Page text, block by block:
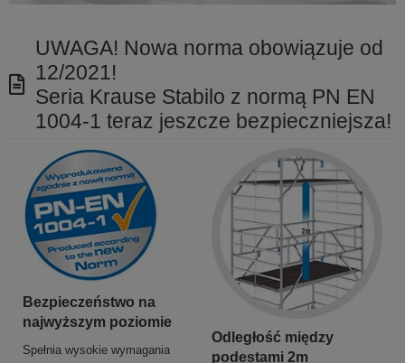
UWAGA! Nowa norma obowiązuje od
12/2021!
Seria Krause Stabilo z normą PN EN
1004-1 teraz jeszcze bezpieczniejsza!
Bezpieczeństwo na
najwyższym poziomie
Spełnia wysokie wymagania
Odległość między
podestami 2m